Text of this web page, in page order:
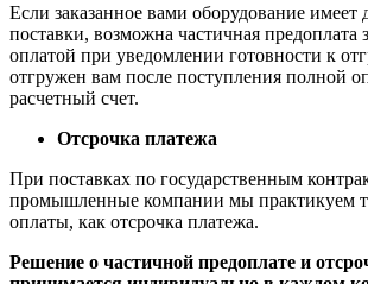
Если заказанное вами оборудование имеет
поставки, возможна частичная предоплата
оплатой при уведомлении готовности к
отгружен вам после поступления полной
расчетный счет.
Отсрочка платежа
При поставках по государственным
промышленные компании мы практикуем
оплаты, как отсрочка платежа.
Решение о частичной предоплате и